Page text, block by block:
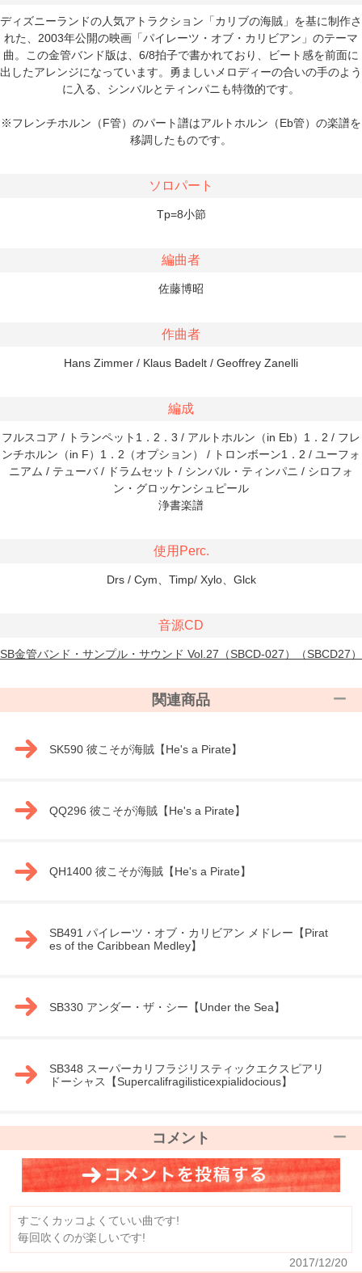
ディズニーランドの人気アトラクション「カリブの海賊」を基に制作さ
れた、2003年公開の映画「パイレーツ・オブ・カリビアン」のテーマ
曲。この金管バンド版は、6/8拍子で書かれており、ビート感を前面に
出したアレンジになっています。勇ましいメロディーの合いの手のよう
に入る、シンバルとティンパニも特徴的です。
※フレンチホルン（F管）のパート譜はアルトホルン（Eb管）の楽譜を
移調したものです。
ソロパート
Tp=8小節
編曲者
佐藤博昭
作曲者
Hans Zimmer / Klaus Badelt / Geoffrey Zanelli
編成
フルスコア / トランペット1．2．3 / アルトホルン（in Eb）1．2 / フレ
ンチホルン（in F）1．2（オプション） / トロンボーン1．2 / ユーフォ
ニアム / テューバ / ドラムセット / シンバル・ティンパニ / シロフォ
ン・グロッケンシュピール
浄書楽譜
使用Perc.
Drs / Cym、Timp/ Xylo、Glck
音源CD
SB金管バンド・サンプル・サウンド Vol.27（SBCD-027）（SBCD27）
関連商品
SK590 彼こそが海賊【He's a Pirate】
QQ296 彼こそが海賊【He's a Pirate】
QH1400 彼こそが海賊【He's a Pirate】
SB491 パイレーツ・オブ・カリビアン メドレー【Pirat
es of the Caribbean Medley】
SB330 アンダー・ザ・シー【Under the Sea】
SB348 スーパーカリフラジリスティックエクスピアリ
ドーシャス【Supercalifragilisticexpialidocious】
コメント
すごくカッコよくていい曲です!
毎回吹くのが楽しいです!
2017/12/20